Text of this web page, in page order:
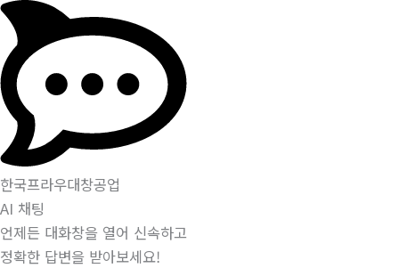
한국프라우대창공업
AI 채팅
언제든 대화창을 열어 신속하고
정확한 답변을 받아보세요!